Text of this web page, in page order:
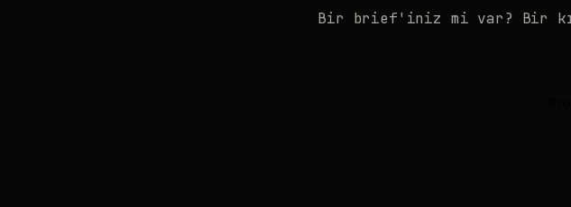
Bir brief'iniz mi var? Bir